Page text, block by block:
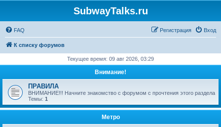
SubwayTalks.ru
FAQ Вход
Регистрация
К списку форумов
Текущее время: 09 авг 2026, 03:29
Внимание!
ПРАВИЛА
ВНИМАНИЕ!!! Начните знакомство с форумом с прочтения этого раздела
Темы: 1
Метро